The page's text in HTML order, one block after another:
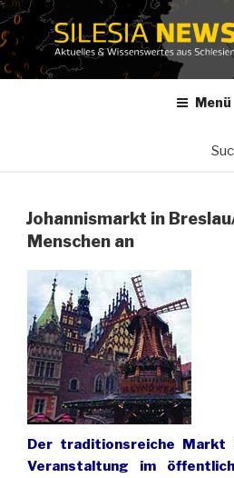
Zum
Inhalt
springen
Menü
Johannismarkt in
Menschen an
Der traditionsreiche
Veranstaltung im